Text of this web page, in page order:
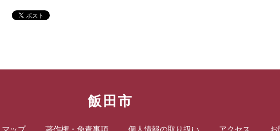
飯田市
マップ 著作権・免責事項 個人情報の取り扱い アクセス